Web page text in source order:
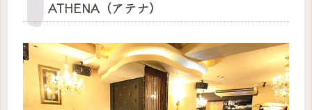
ATHENA（アテナ）